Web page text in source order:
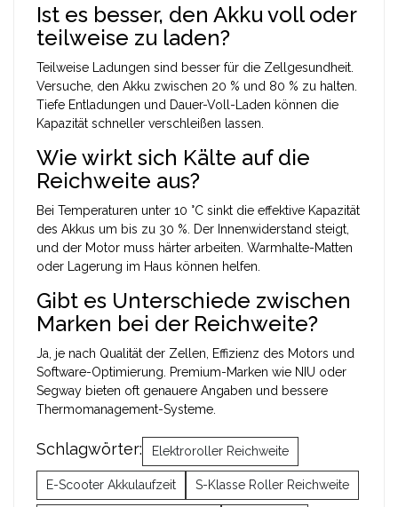
Ist es besser, den Akku voll oder
teilweise zu laden?
Teilweise Ladungen sind besser für die Zellgesundheit.
Versuche, den Akku zwischen 20 % und 80 % zu halten.
Tiefe Entladungen und Dauer-Voll-Laden können die
Kapazität schneller verschleißen lassen.
Wie wirkt sich Kälte auf die
Reichweite aus?
Bei Temperaturen unter 10 °C sinkt die effektive Kapazität
des Akkus um bis zu 30 %. Der Innenwiderstand steigt,
und der Motor muss härter arbeiten. Warmhalte-Matten
oder Lagerung im Haus können helfen.
Gibt es Unterschiede zwischen
Marken bei der Reichweite?
Ja, je nach Qualität der Zellen, Effizienz des Motors und
Software-Optimierung. Premium-Marken wie NIU oder
Segway bieten oft genauere Angaben und bessere
Thermomanagement-Systeme.
Schlagwörter: Elektroroller Reichweite
E-Scooter Akkulaufzeit S-Klasse Roller Reichweite